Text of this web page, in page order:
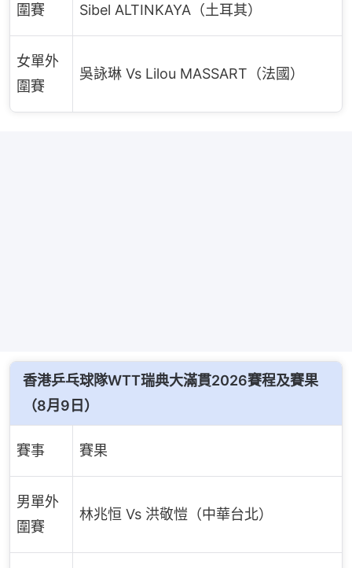
圍賽
Sibel ALTINKAYA（土耳其）
女單外
圍賽
吳詠琳 Vs Lilou MASSART（法國）
香港乒乓球隊WTT瑞典大滿貫2026賽程及賽果
（8月9日）
賽事 賽果
男單外
圍賽
林兆恒 Vs 洪敬愷（中華台北）